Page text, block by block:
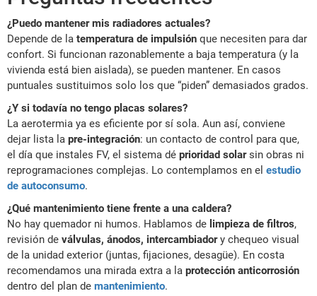
¿Puedo mantener mis radiadores actuales?
Depende de la temperatura de impulsión que necesiten para dar
confort. Si funcionan razonablemente a baja temperatura (y la
vivienda está bien aislada), se pueden mantener. En casos
puntuales sustituimos solo los que “piden” demasiados grados.
¿Y si todavía no tengo placas solares?
La aerotermia ya es eficiente por sí sola. Aun así, conviene
dejar lista la pre-integración: un contacto de control para que,
el día que instales FV, el sistema dé prioridad solarsin obras ni
reprogramaciones complejas. Lo contemplamos en el estudio
de autoconsumo.
¿Qué mantenimiento tiene frente a una caldera?
No hay quemador ni humos. Hablamos de limpieza de filtros,
revisión de válvulas, ánodos, intercambiadory chequeo visual
de la unidad exterior (juntas, fijaciones, desagüe). En costa
recomendamos una mirada extra a la protección anticorrosión
dentro del plan de mantenimiento.